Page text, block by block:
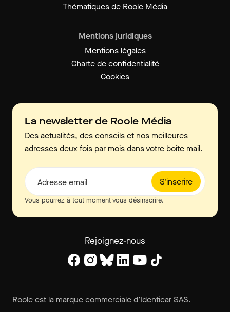
Thématiques de Roole Média
Mentions juridiques
Mentions légales
Charte de confidentialité
Cookies
La newsletter de Roole Média
Des actualités, des conseils et nos meilleures
adresses deux fois par mois dans votre boîte mail.
S'inscrire
Adresse email
Vous pourrez à tout moment vous désinscrire.
Rejoignez-nous
Roole est la marque commerciale d’Identicar SAS.